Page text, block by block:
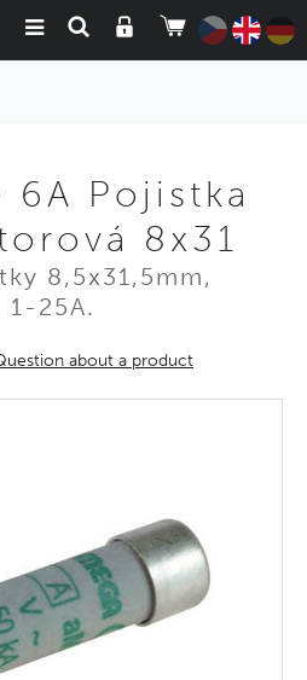
6A Pojistka
8x31
8,5x31,5mm,
25A.
about a product